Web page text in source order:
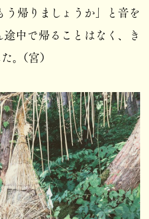
帰りましょうか」と音を
中で帰ることはなく、き
（宮）